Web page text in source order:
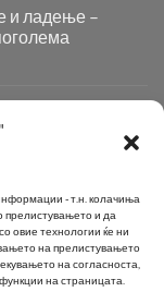
- т.н. колачиња
прелистувањето и да
овие технологии ќе ни
на прелистувањето
на согласноста,
на страницата.
и ладење –
Современи